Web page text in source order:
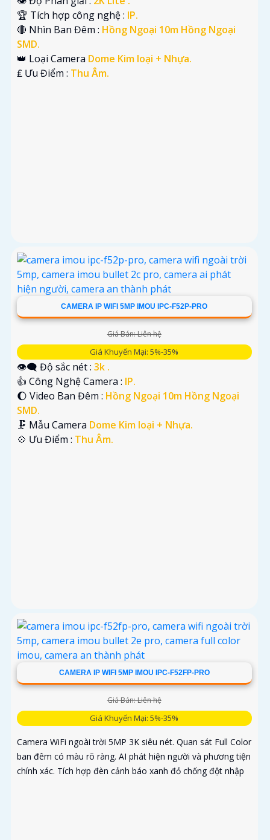
🏆 Tích hợp công nghệ : IP.
🔴 Nhìn Ban Đêm : Hồng Ngoại 10m Hồng Ngoại
SMD.
👑 Loại Camera Dome Kim loại + Nhựa.
️₤ Ưu Điểm : Thu Âm.
CAMERA IP WIFI 5MP IMOU IPC-F52P-PRO
Giá Bán: Liên hệ
Giá Khuyến Mại: 5%-35%
👁️‍🗨 Độ sắc nét : 3k .
👍 Công Nghệ Camera : IP.
🌔 Video Ban Đêm : Hồng Ngoại 10m Hồng Ngoại
SMD.
🗜️ Mẫu Camera Dome Kim loại + Nhựa.
️💠 Ưu Điểm : Thu Âm.
CAMERA IP WIFI 5MP IMOU IPC-F52FP-PRO
Giá Bán: Liên hệ
Giá Khuyến Mại: 5%-35%
Camera WiFi ngoài trời 5MP 3K siêu nét. Quan sát Full Color
ban đêm có màu rõ ràng. AI phát hiện người và phương tiện
chính xác. Tích hợp đèn cảnh báo xanh đỏ chống đột nhập